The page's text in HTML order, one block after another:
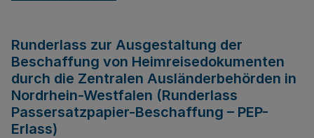
Runderlass zur Ausgestaltung der
Beschaffung von Heimreisedokumenten
durch die Zentralen Ausländerbehörden in
Nordrhein-Westfalen (Runderlass
Passersatzpapier-Beschaffung – PEP-
Erlass)